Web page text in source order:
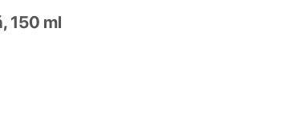
150 ml